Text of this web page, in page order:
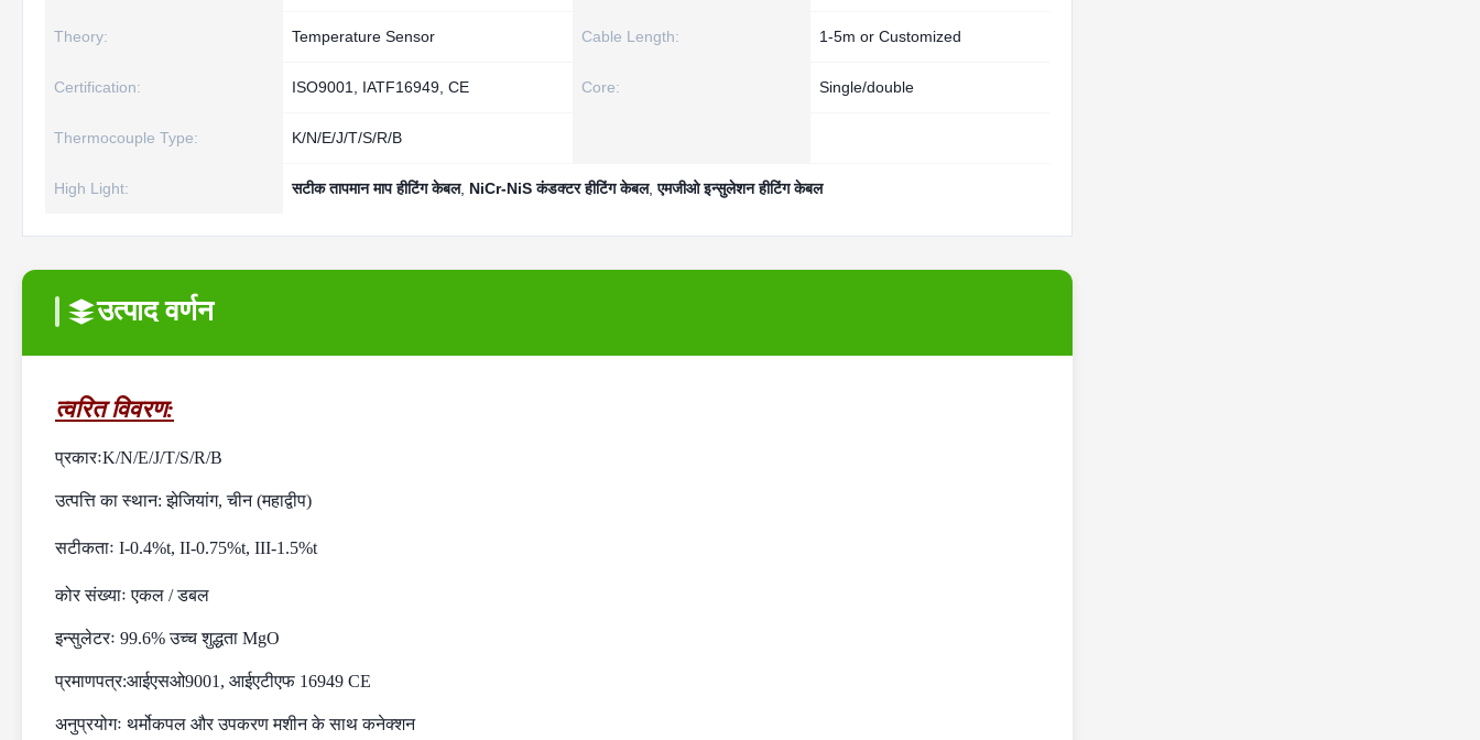
Theory: Temperature Sensor Cable Length: 1-5m or Customized
Certification: ISO9001, IATF16949, CE Core: Single/double
Thermocouple Type: K/N/E/J/T/S/R/B
High Light: सटीक तापमान माप हीटिंग केबल, NiCr-NiS कंडक्टर हीटिंग केबल,एमजीओ इन्सुलेशन हीटिंग केबल
उत्पाद वर्णन
त्वरित विवरण:
प्रकारःK/N/E/J/T/S/R/B
उत्पत्ति का स्थान: झेजियांग, चीन (महाद्वीप)
सटीकताः I-0.4%t, II-0.75%t, III-1.5%t
कोर संख्याः एकल / डबल
इन्सुलेटरः 99.6% उच्च शुद्धता MgO
प्रमाणपत्र:आईएसओ9001, आईएटीएफ 16949 CE
अनुप्रयोगः थर्मोकपल और उपकरण मशीन के साथ कनेक्शन